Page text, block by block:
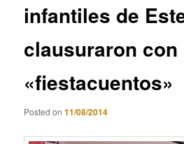
infantiles de
clausuraron con
«fiestacuentos»
Posted on11/08/2014